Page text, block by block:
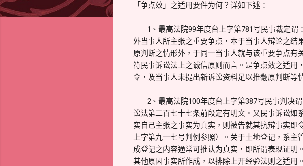
「争点效」之适用要件为何？详如下述：
1、最高法院99年度台上字第781号民事裁定谓
外当事人所主张之重要争点，本于当事人辩论之结
原判断之情形外，于同一当事人就与该重要争点
符民事诉讼法上之诚信原则而言。是争点效之适用
令，及当事人未提出新诉讼资料足以推翻原判断等
2、最高法院100年度台上字第387号民事判决谓
讼法第二百七十七条前段定有明文。又民事诉讼如
实自己主张之事实为真实，则被告就其抗辩事实
上字第九一七号判例参照）。关于土地登记，系
成登记之内容通常可推认为真实，即所谓表现证
其他原因事实所作成，以排除上开经验法则之适用。